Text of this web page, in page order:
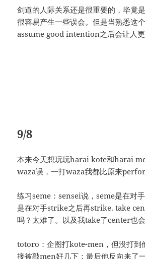
剑道的人际关系还是很重要的，毕竟
很容易产生一些误会。但是当熟悉这
assume good intention之后会让人更
9/8
本来今天想玩玩harai kote和harai
waza误，一打waza我都比原来
练习seme：sensei说，seme是在对
是在对手strike之后再strike. take
吗？太难了。以及我take了center也会
totoro：企图打kote-men，但没打到
接被敲men好几下；最后他反向来了